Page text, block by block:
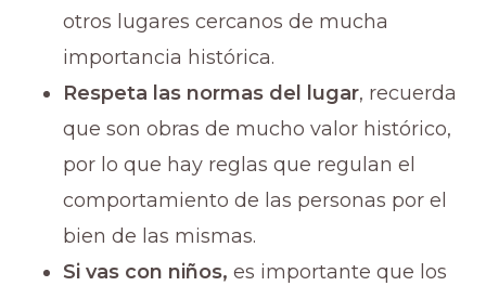
otros lugares cercanos de mucha
importancia histórica.
Respeta las normas del lugar, recuerda
que son obras de mucho valor histórico,
por lo que hay reglas que regulan el
comportamiento de las personas por el
bien de las mismas.
Si vas con niños, es importante que los